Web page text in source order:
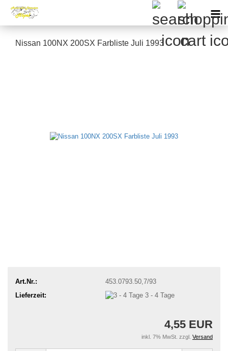
Nissan 100NX 200SX Farbliste Juli 1993
Art.Nr.:
453.0793.50,7/93
Lieferzeit:
3 - 4 Tage
4,55 EUR
inkl. 7% MwSt. zzgl. Versand